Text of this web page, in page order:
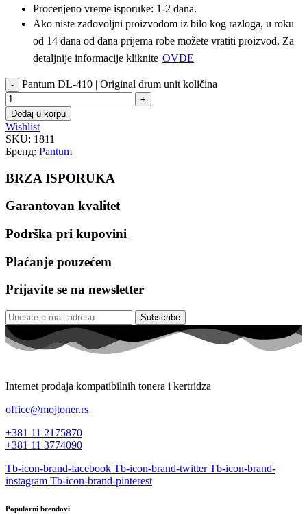
Procenjeno vreme isporuke: 1-2 dana.
Ako niste zadovoljni proizvodom iz bilo kog razloga, u roku
od 14 dana od dana prijema robe možete vratiti proizvod. Za
detaljnije informacije kliknite OVDE
Pantum DL-410 | Original drum unit količina
Dodaj u korpu
Wishlist
SKU: 1811
Бренд: Pantum
BRZA ISPORUKA
Garantovan kvalitet
Podrška pri kupovini
Plaćanje pouzećem
Prijavite se na newsletter
Subscribe
Internet prodaja kompatibilnih tonera i kertridza
office@mojtoner.rs
+381 11 2175870
+381 11 3774090
Tb-icon-brand-facebook Tb-icon-brand-twitter Tb-icon-brand-
instagram Tb-icon-brand-pinterest
Popularni brendovi